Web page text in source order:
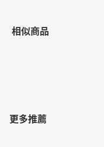
相似商品
更多推薦